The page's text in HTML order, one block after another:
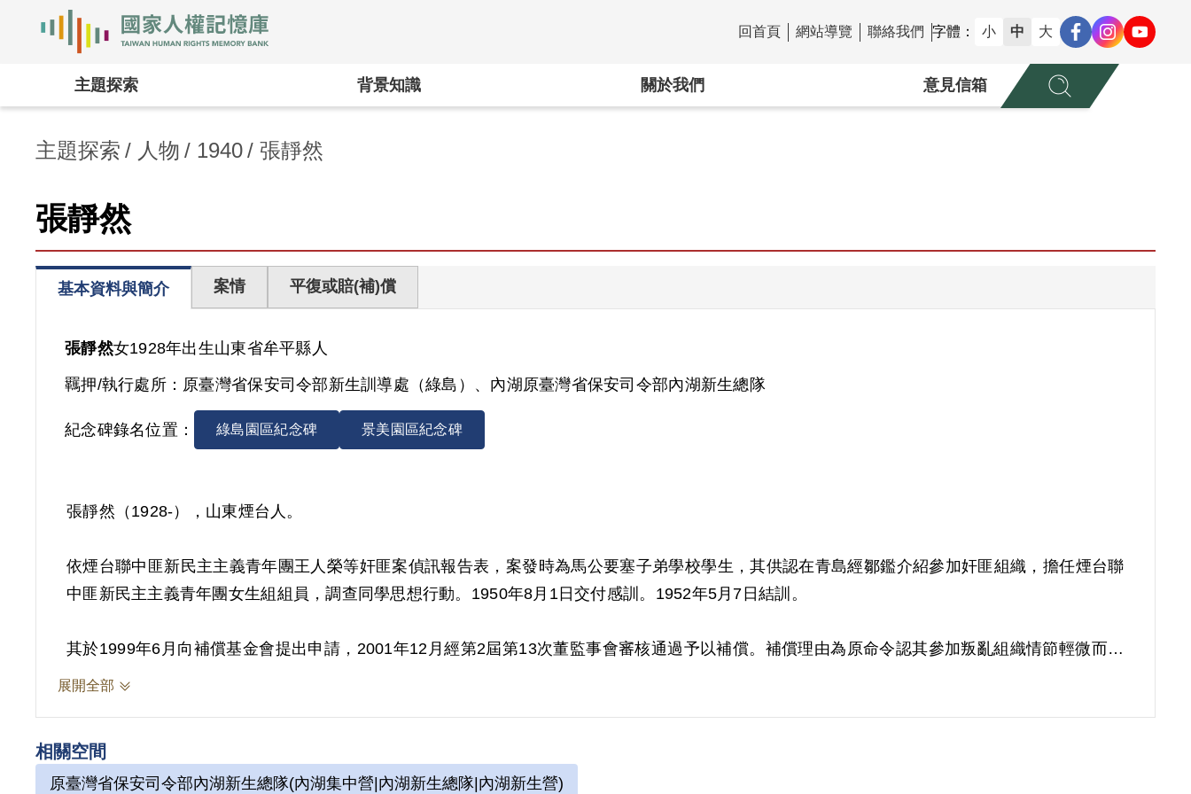
:::
回首頁 網站導覽 聯絡我們 字體： 小 中 大
主題探索 背景知識 關於我們 意見信箱
主題探索 人物 1940 張靜然
張靜然
基本資料與簡介 案情 平復或賠(補)償
張靜然女1928年出生山東省牟平縣人
羈押/執行處所： 原臺灣省保安司令部新生訓導處（綠島）、內湖原臺灣省保安司令部內湖新生總隊
紀念碑錄名位置： 綠島園區紀念碑 景美園區紀念碑
張靜然（1928-），山東煙台人。
依煙台聯中匪新民主主義青年團王人榮等奸匪案偵訊報告表，案發時為馬公要塞子弟學校學生，其供認在青島經鄒鑑介紹參加奸匪組織，擔任煙台聯
中匪新民主主義青年團女生組組員，調查同學思想行動。1950年8月1日交付感訓。1952年5月7日結訓。
其於1999年6月向補償基金會提出申請，2001年12月經第2屆第13次董監事會審核通過予以補償。補償理由為原命令認其參加叛亂組織情節輕微而發
交感訓，係以其之自白及同案被告鄒鑑之供述為據。惟原判決對所謂「新民主主義青年團」之組織與性質均未見詳予敘明，此外亦無其他具體之叛亂
展開全部
相關空間
原臺灣省保安司令部內湖新生總隊(內湖集中營|內湖新生總隊|內湖新生營)